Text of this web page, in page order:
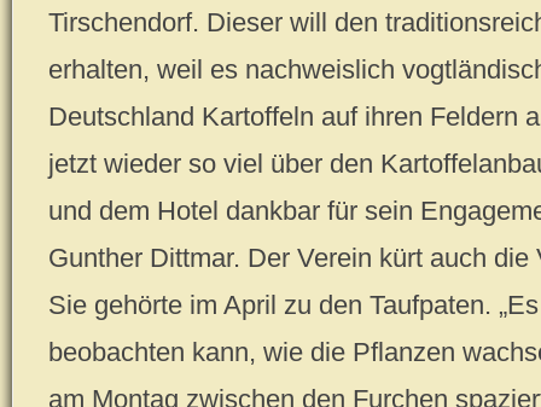
Tirschendorf. Dieser will den
erhalten, weil es nachweislich
Deutschland Kartoffeln auf ihren Feldern
jetzt wieder so viel über den
und dem Hotel dankbar für sein
Gunther Dittmar. Der Verein kürt auch
Sie gehörte im April zu den Taufpaten.
beobachten kann, wie die Pflanzen
am Montag zwischen den Furchen